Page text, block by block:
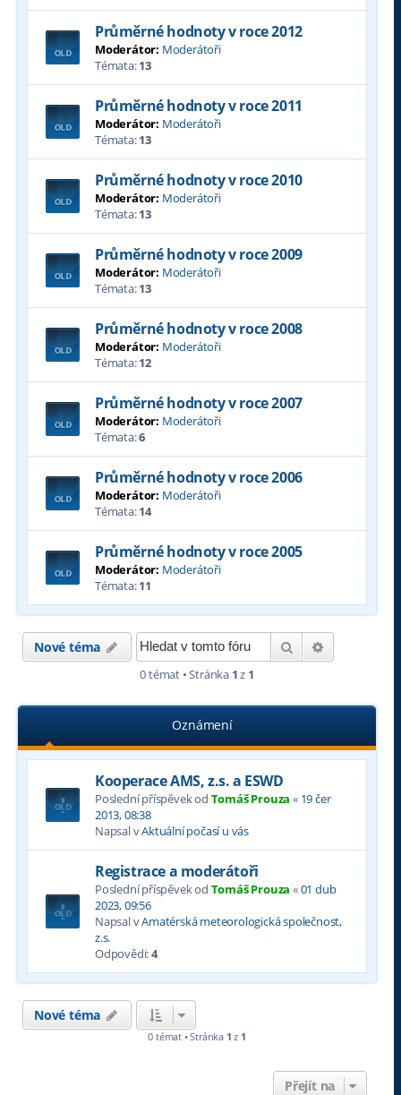
Průměrné hodnoty v roce 2012
Moderátor: Moderátoři
Témata:13
Průměrné hodnoty v roce 2011
Moderátor: Moderátoři
Témata:13
Průměrné hodnoty v roce 2010
Moderátor: Moderátoři
Témata:13
Průměrné hodnoty v roce 2009
Moderátor: Moderátoři
Témata:13
Průměrné hodnoty v roce 2008
Moderátor: Moderátoři
Témata:12
Průměrné hodnoty v roce 2007
Moderátor: Moderátoři
Témata:6
Průměrné hodnoty v roce 2006
Moderátor: Moderátoři
Témata:14
Průměrné hodnoty v roce 2005
Moderátor: Moderátoři
Témata:11
Nové téma Hledat
0 témat • Stránka 1z 1
Oznámení
Kooperace AMS, z.s. a ESWD
Poslední příspěvek od Tomáš Prouza « 19 čer
2013, 08:38
Napsal vAktuální počasí u vás
Registrace a moderátoři
Poslední příspěvek od Tomáš Prouza «01 dub
2023, 09:56
Napsal vAmatérská meteorologická společnost,
z.s.
Odpovědi:4
Nové téma
0 témat • Stránka 1 z 1
Přejít na